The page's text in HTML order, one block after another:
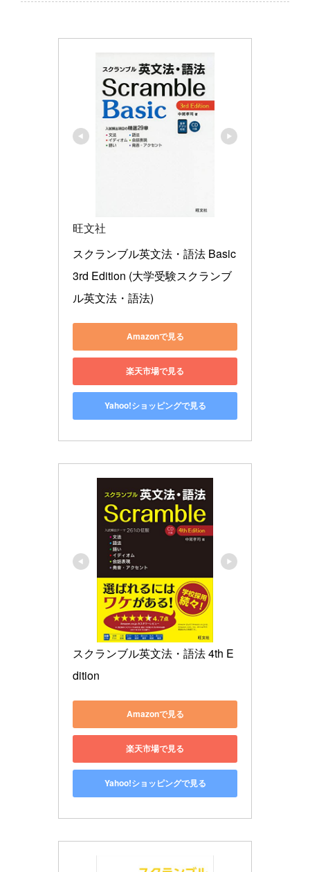
旺文社
スクランブル英文法・語法 Basic
3rd Edition (大学受験スクランブ
ル英文法・語法)
Amazonで見る
楽天市場で見る
Yahoo!ショッピングで見る
スクランブル英文法・語法 4th E
dition
Amazonで見る
楽天市場で見る
Yahoo!ショッピングで見る